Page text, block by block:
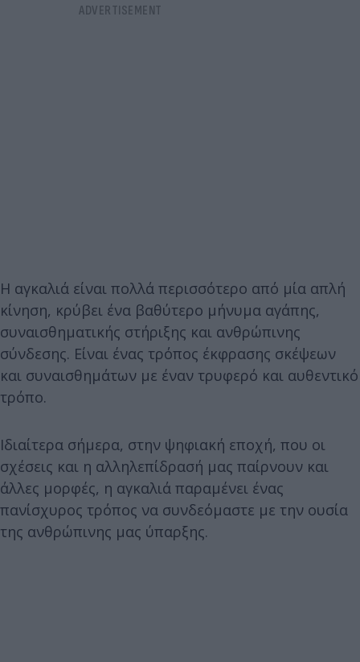
Η αγκαλιά είναι πολλά περισσότερο από μία απλή
κίνηση, κρύβει ένα βαθύτερο μήνυμα αγάπης,
συναισθηματικής στήριξης και ανθρώπινης
σύνδεσης. Είναι ένας τρόπος έκφρασης σκέψεων
και συναισθημάτων με έναν τρυφερό και αυθεντικό
τρόπο.
Ιδιαίτερα σήμερα, στην ψηφιακή εποχή, που οι
σχέσεις και η αλληλεπίδρασή μας παίρνουν και
άλλες μορφές, η αγκαλιά παραμένει ένας
πανίσχυρος τρόπος να συνδεόμαστε με την ουσία
της ανθρώπινης μας ύπαρξης.